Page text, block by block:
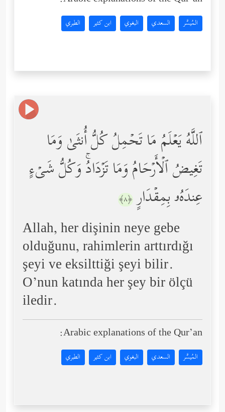
المُيسَّر السعدي البغوي ابن كثير الطبري
ٱللَّهُ یَعۡلَمُ مَا تَحۡمِلُ كُلُّ أُنثَىٰ وَمَا
تَغِیضُ ٱلۡأَرۡحَامُ وَمَا تَزۡدَادُۚ وَكُلُّ شَیۡءٍ
عِندَهُۥ بِمِقۡدَارٍ ﴿٨﴾
Allah, her dişinin neye gebe
olduğunu, rahimlerin arttırdığı
şeyi ve eksilttiği şeyi bilir.
O’nun katında her şey bir ölçü
iledir.
Arabic explanations of the Qur’an:
المُيسَّر السعدي البغوي ابن كثير الطبري